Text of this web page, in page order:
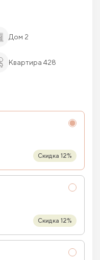
Дом 2
Квартира 428
Скидка 12%
Скидка 12%